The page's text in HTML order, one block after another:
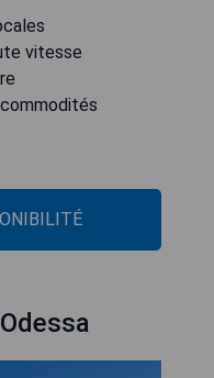
vitesse